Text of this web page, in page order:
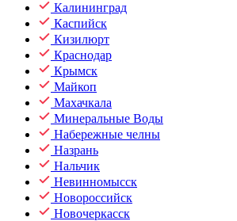
Калининград
Каспийск
Кизилюрт
Краснодар
Крымск
Майкоп
Махачкала
Минеральные Воды
Набережные челны
Назрань
Нальчик
Невинномысск
Новороссийск
Новочеркасск